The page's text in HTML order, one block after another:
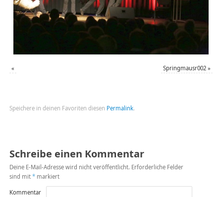
« Springmausr002 »
Speichere in deinen Favoriten diesen Permalink.
Schreibe einen Kommentar
Deine E-Mail-Adresse wird nicht veröffentlicht. Erforderliche Felder
sind mit *markiert
Kommentar